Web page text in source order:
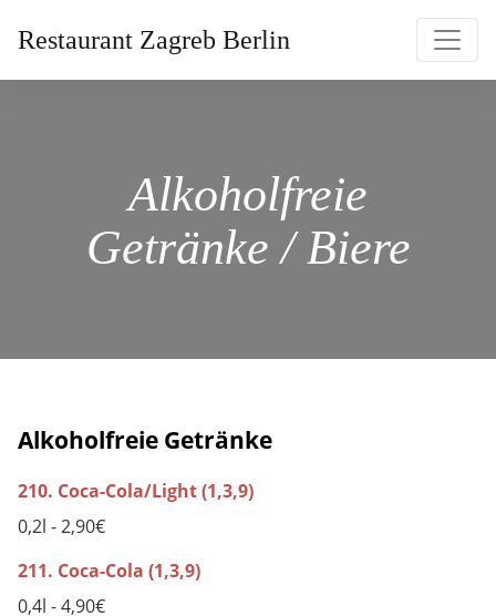
Restaurant Zagreb Berlin
Alkoholfreie
Getränke / Biere
Alkoholfreie Getränke
210. Coca-Cola/Light (1,3,9)
0,2l - 2,90€
211. Coca-Cola (1,3,9)
0,4l - 4,90€